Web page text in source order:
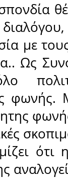
με
Ως
φωνής.
ότι